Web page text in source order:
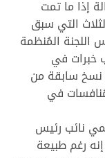
إذا ما تمت
التي سبق
اللجنة المُنظمة
خبرات في
نسخ سابقة من
في
نائب رئيس
إنه رغم طبيعة